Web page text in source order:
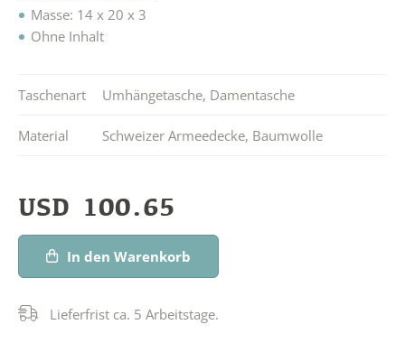
Masse: 14 x 20 x 3
Ohne Inhalt
Taschenart Umhängetasche, Damentasche
Material Schweizer Armeedecke, Baumwolle
USD 100.65
In den Warenkorb
Lieferfrist ca. 5 Arbeitstage.